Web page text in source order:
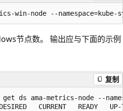
节点数。 输出应与下面的示例
复制
ds ama-metrics-node --
CURRENT   READY   UP-